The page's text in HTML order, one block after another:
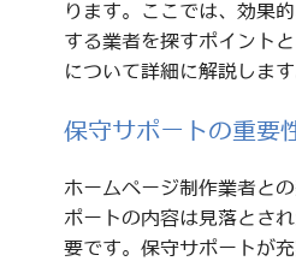
ります。ここでは、効果
する業者を探すポイント
について詳細に解説します
保守サポートの重要
ホームページ制作業者と
ポートの内容は見落とさ
要です。保守サポートが